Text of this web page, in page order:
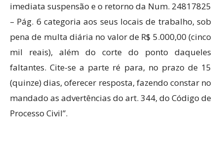
imediata suspensão e o retorno da Num. 24817825
– Pág. 6 categoria aos seus locais de trabalho, sob
pena de multa diária no valor de R$ 5.000,00 (cinco
mil reais), além do corte do ponto daqueles
faltantes. Cite-se a parte ré para, no prazo de 15
(quinze) dias, oferecer resposta, fazendo constar no
mandado as advertências do art. 344, do Código de
Processo Civil”.